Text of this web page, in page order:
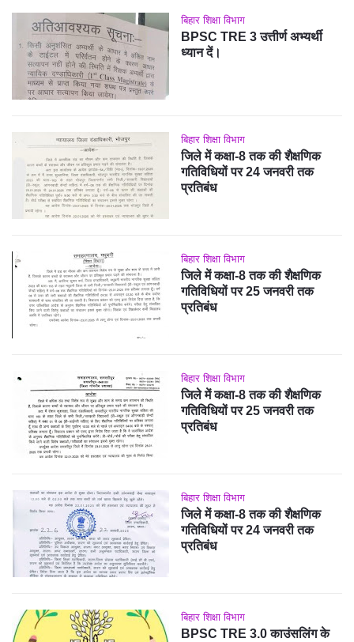
बिहार शिक्षा विभाग
BPSC TRE 3 उत्तीर्ण अभ्यर्थी
ध्यान दें।
बिहार शिक्षा विभाग
जिले में कक्षा-8 तक की शैक्षणिक
गतिविधियों पर 24 जनवरी तक
प्रतिबंध
बिहार शिक्षा विभाग
जिले में कक्षा-8 तक की शैक्षणिक
गतिविधियों पर 25 जनवरी तक
प्रतिबंध
बिहार शिक्षा विभाग
जिले में कक्षा-8 तक की शैक्षणिक
गतिविधियों पर 25 जनवरी तक
प्रतिबंध
बिहार शिक्षा विभाग
जिले में कक्षा-8 तक की शैक्षणिक
गतिविधियों पर 24 जनवरी तक
प्रतिबंध
बिहार शिक्षा विभाग
BPSC TRE 3.0 काउंसलिंग के